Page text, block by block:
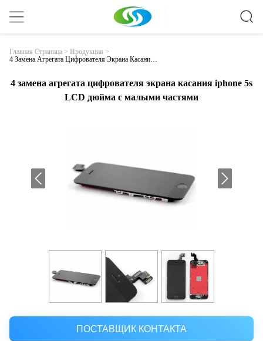
Главная Страница > Продукция >
4 Замена Агрегата Цифрователя Экрана Касания I
4 замена агрегата цифрователя экрана касания iphone 5s
LCD дюйма с малыми частями
ПОСТАВЩИК КОНТАКТА